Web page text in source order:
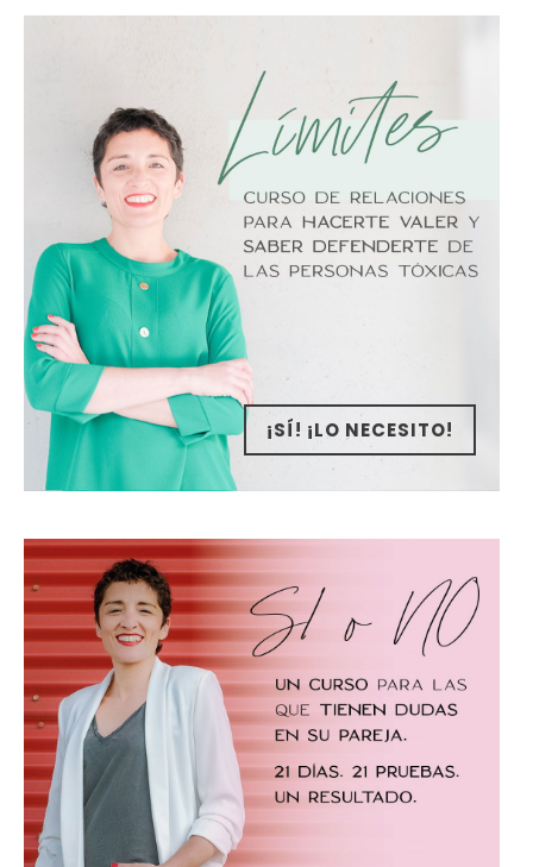
¡SÍ! ¡LO NECESITO!